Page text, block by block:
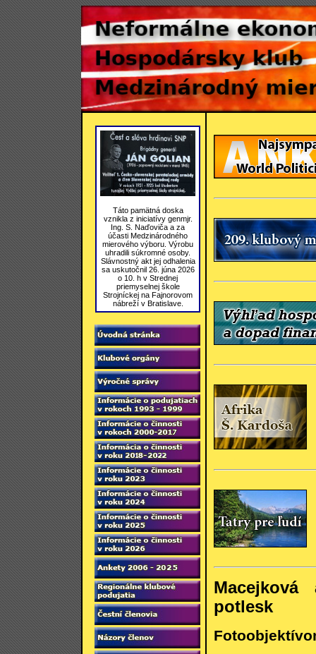
Táto pamätná doska
vznikla z iniciatívy genmjr.
Ing. S. Naďoviča a za
účasti Medzinárodného
mierového výboru. Výrobu
uhradili súkromné osoby.
Slávnostný akt jej odhalenia
sa uskutočnil 26. júna 2026
o 10. h v Strednej
priemyselnej škole
Strojníckej na Fajnorovom
nábreží v Bratislave.
potlesk